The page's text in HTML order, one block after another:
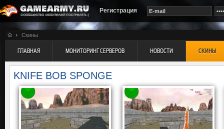
Регистрация
Скины
ГЛАВНАЯ МОНИТОРИНГ СЕРВЕРОВ НОВОСТИ СКИНЫ
KNIFE BOB SPONGE